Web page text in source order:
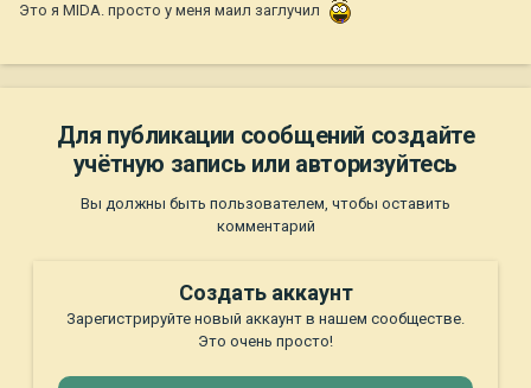
Это я MIDA. просто у меня маил заглучил
Для публикации сообщений создайте
учётную запись или авторизуйтесь
Вы должны быть пользователем, чтобы оставить
комментарий
Создать аккаунт
Зарегистрируйте новый аккаунт в нашем сообществе.
Это очень просто!